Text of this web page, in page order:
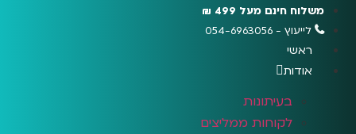
לתוכן
משלוח חינם מעל 499 ₪
לייעוץ - 054-6963056
ראשי
אודות
בעיתונות
לקוחות ממליצים